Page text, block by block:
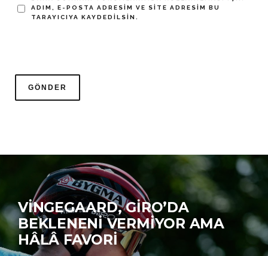
ADIM, E-POSTA ADRESIM VE SITE ADRESIM BU
TARAYICIYA KAYDEDILSIN.
VINGEGAARD, GIRO’DA
BEKLENENI VERMIYOR AMA
HÂLÂ FAVORI